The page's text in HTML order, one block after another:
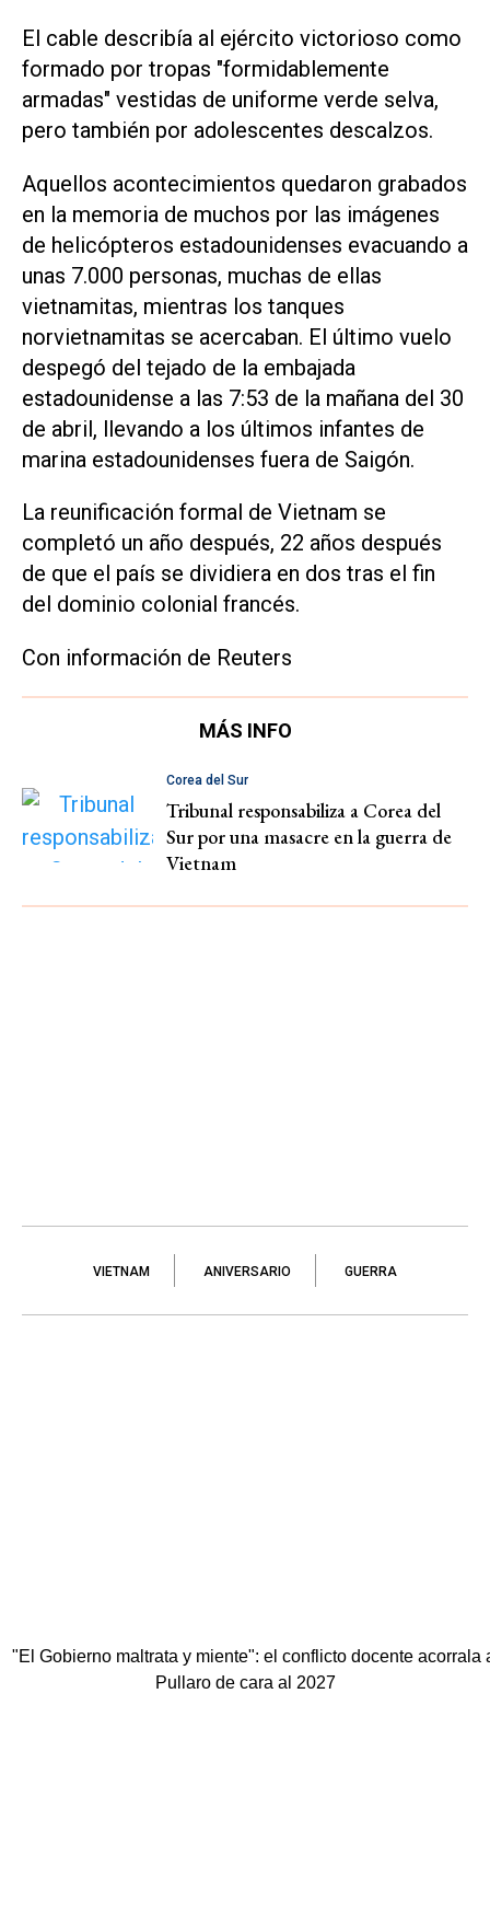
El cable describía al ejército victorioso como
formado por tropas "formidablemente
armadas" vestidas de uniforme verde selva,
pero también por adolescentes descalzos.
Aquellos acontecimientos quedaron grabados
en la memoria de muchos por las imágenes
de helicópteros estadounidenses evacuando a
unas 7.000 personas, muchas de ellas
vietnamitas, mientras los tanques
norvietnamitas se acercaban. El último vuelo
despegó del tejado de la embajada
estadounidense a las 7:53 de la mañana del 30
de abril, llevando a los últimos infantes de
marina estadounidenses fuera de Saigón.
La reunificación formal de Vietnam se
completó un año después, 22 años después
de que el país se dividiera en dos tras el fin
del dominio colonial francés.
Con información de Reuters
MÁS INFO
Corea del Sur
Tribunal responsabiliza a Corea del
Sur por una masacre en la guerra de
Vietnam
VIETNAM ANIVERSARIO GUERRA